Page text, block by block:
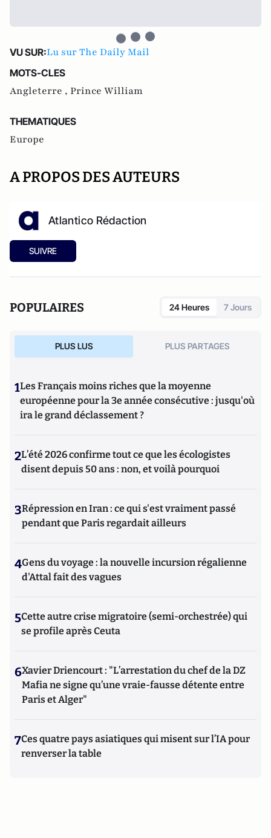
VU SUR:Lu sur The Daily Mail
MOTS-CLES
Angleterre , Prince William
THEMATIQUES
Europe
A PROPOS DES AUTEURS
Atlantico Rédaction
SUIVRE
POPULAIRES 24 Heures 7 Jours
PLUS LUS PLUS PARTAGES
1Les Français moins riches que la moyenne
européenne pour la 3e année consécutive : jusqu'où
ira le grand déclassement ?
2L’été 2026 confirme tout ce que les écologistes
disent depuis 50 ans : non, et voilà pourquoi
3Répression en Iran : ce qui s'est vraiment passé
pendant que Paris regardait ailleurs
4Gens du voyage : la nouvelle incursion régalienne
d'Attal fait des vagues
5Cette autre crise migratoire (semi-orchestrée) qui
se profile après Ceuta
6Xavier Driencourt : "L’arrestation du chef de la DZ
Mafia ne signe qu’une vraie-fausse détente entre
Paris et Alger"
7Ces quatre pays asiatiques qui misent sur l’IA pour
renverser la table